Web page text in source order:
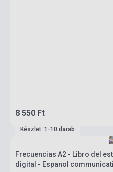
8 550 Ft
Készlet: 1-10 darab
Frecuencias A2 - Libro del
digital - Espanol